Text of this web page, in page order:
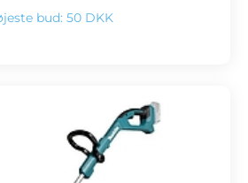
bud: 50 DKK